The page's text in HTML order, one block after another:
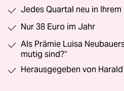
Jedes Quartal neu in Ihrem
Nur 38 Euro im Jahr
Als Prämie Luisa
mutig sind?“
Herausgegeben von